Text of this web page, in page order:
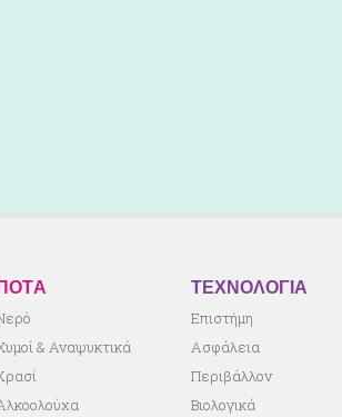
ΠΟΤA
& Αναψυκτικά
ΤΕΧΝΟΛΟΓΙΑ
Επιστήμη
Ασφάλεια
Περιβάλλον
Βιολογικά